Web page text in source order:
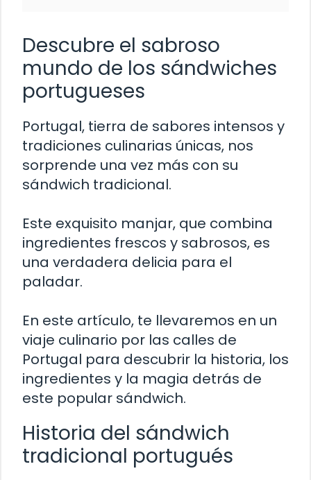
Descubre el sabroso
mundo de los sándwiches
portugueses
Portugal, tierra de sabores intensos y
tradiciones culinarias únicas, nos
sorprende una vez más con su
sándwich tradicional.
Este exquisito manjar, que combina
ingredientes frescos y sabrosos, es
una verdadera delicia para el
paladar.
En este artículo, te llevaremos en un
viaje culinario por las calles de
Portugal para descubrir la historia, los
ingredientes y la magia detrás de
este popular sándwich.
Historia del sándwich
tradicional portugués